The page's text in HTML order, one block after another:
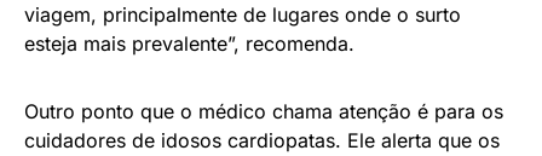
viagem, principalmente de lugares onde o surto
esteja mais prevalente”, recomenda.
Outro ponto que o médico chama atenção é para os
cuidadores de idosos cardiopatas. Ele alerta que os